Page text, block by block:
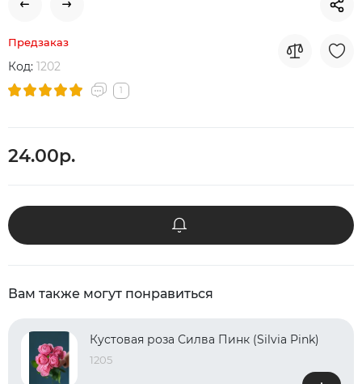
Предзаказ
Код: 1202
1
24.00р.
Вам также могут понравиться
Кустовая роза Силва Пинк (Silvia Pink)
1205